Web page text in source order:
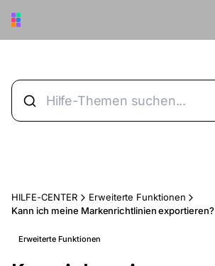
HILFE-CENTER
Erweiterte Funktionen
Kann ich meine Markenrichtlinien exportieren?
Erweiterte Funktionen